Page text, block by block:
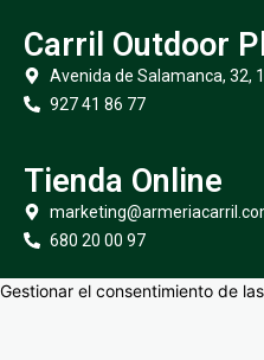
Carril Outdoor
Avenida de Salamanca, 32,
927 41 86 77
Tienda Online
680 20 00 97
Gestionar el consentimiento de